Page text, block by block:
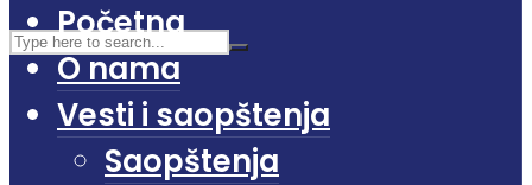
Početna
O nama
Vesti i saopštenja
Saopštenja